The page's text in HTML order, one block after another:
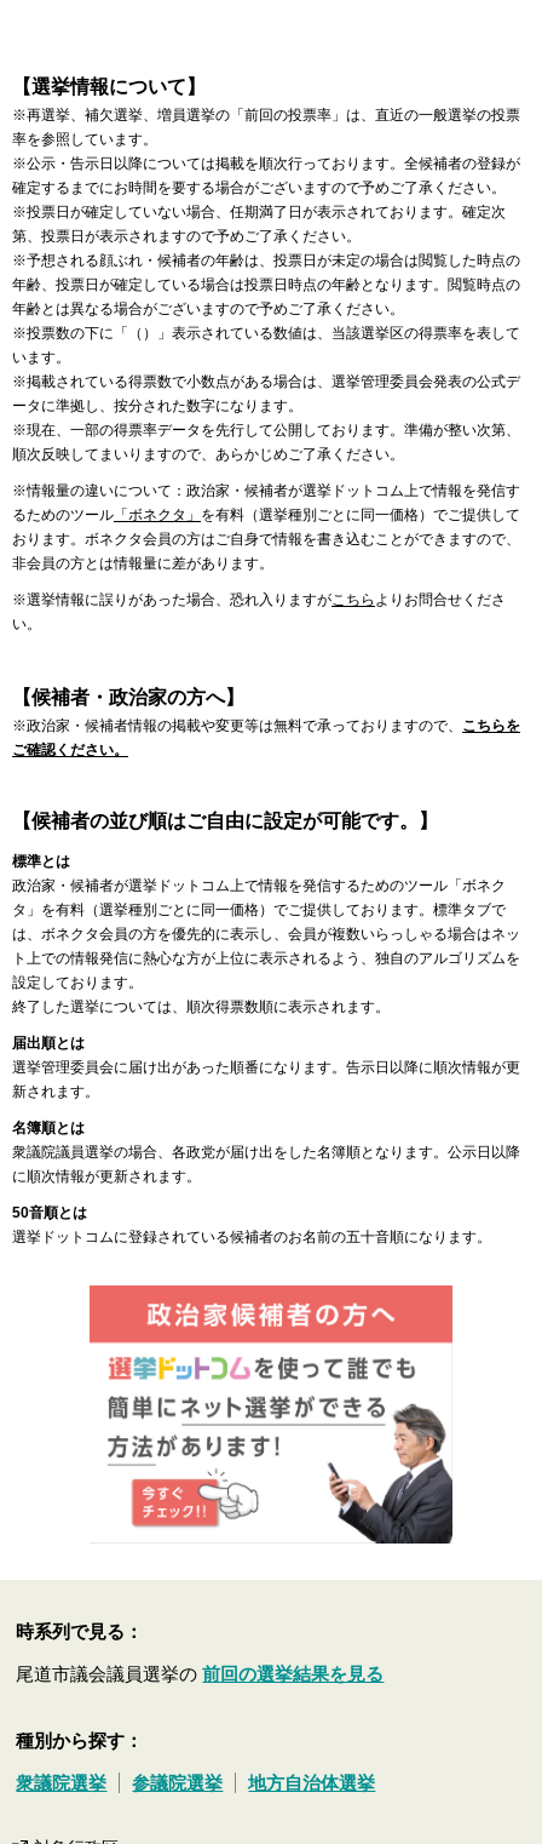
【選挙情報について】
※再選挙、補欠選挙、増員選挙の「前回の投票率」は、直近の一般選挙の投票
率を参照しています。
※公示・告示日以降については掲載を順次行っております。全候補者の登録が
確定するまでにお時間を要する場合がございますので予めご了承ください。
※投票日が確定していない場合、任期満了日が表示されております。確定次
第、投票日が表示されますので予めご了承ください。
※予想される顔ぶれ・候補者の年齢は、投票日が未定の場合は閲覧した時点の
年齢、投票日が確定している場合は投票日時点の年齢となります。閲覧時点の
年齢とは異なる場合がございますので予めご了承ください。
※投票数の下に「（）」表示されている数値は、当該選挙区の得票率を表して
います。
※掲載されている得票数で小数点がある場合は、選挙管理委員会発表の公式デ
ータに準拠し、按分された数字になります。
※現在、一部の得票率データを先行して公開しております。準備が整い次第、
順次反映してまいりますので、あらかじめご了承ください。
※情報量の違いについて：政治家・候補者が選挙ドットコム上で情報を発信す
るためのツール 「ボネクタ」 を有料（選挙種別ごとに同一価格）でご提供して
おります。ボネクタ会員の方はご自身で情報を書き込むことができますので、
非会員の方とは情報量に差があります。
※選挙情報に誤りがあった場合、恐れ入りますがこちら よりお問合せくださ
い。
【候補者・政治家の方へ】
※政治家・候補者情報の掲載や変更等は無料で承っておりますので、 こちらを
ご確認ください。
【候補者の並び順はご自由に設定が可能です。】
標準とは
政治家・候補者が選挙ドットコム上で情報を発信するためのツール「ボネク
タ」を有料（選挙種別ごとに同一価格）でご提供しております。標準タブで
は、ボネクタ会員の方を優先的に表示し、会員が複数いらっしゃる場合はネッ
ト上での情報発信に熱心な方が上位に表示されるよう、独自のアルゴリズムを
設定しております。
終了した選挙については、順次得票数順に表示されます。
届出順とは
選挙管理委員会に届け出があった順番になります。告示日以降に順次情報が更
新されます。
名簿順とは
衆議院議員選挙の場合、各政党が届け出をした名簿順となります。公示日以降
に順次情報が更新されます。
50音順とは
選挙ドットコムに登録されている候補者のお名前の五十音順になります。
時系列で見る：
尾道市議会議員選挙の前回の選挙結果を見る
種別から探す：
衆議院選挙 参議院選挙 地方自治体選挙